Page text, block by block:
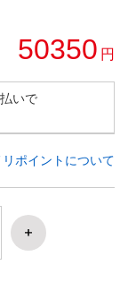
50350 円
いで
リポイントについて